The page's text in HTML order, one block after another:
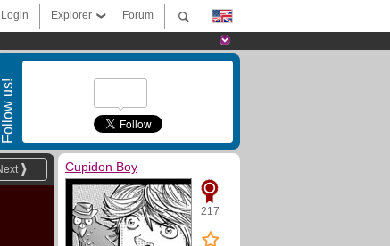
Forum
Explorer
Login
Follow us!
Cupidon Boy
217